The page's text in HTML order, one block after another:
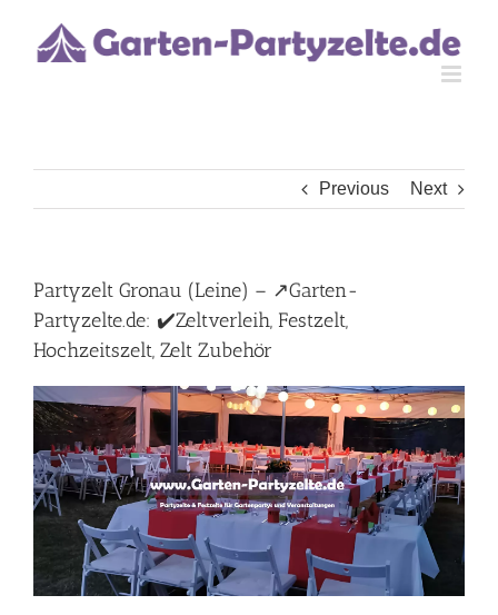
content
Previous Next
Partyzelt Gronau (Leine) – ↗️Garten-
Partyzelte.de: ✔️Zeltverleih, Festzelt,
Hochzeitszelt, Zelt Zubehör